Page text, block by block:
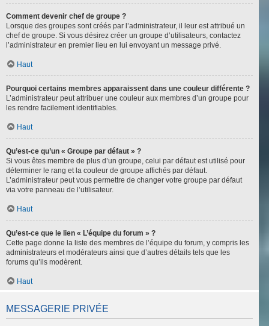
Comment devenir chef de groupe ?
Lorsque des groupes sont créés par l’administrateur, il leur est attribué un
chef de groupe. Si vous désirez créer un groupe d’utilisateurs, contactez
l’administrateur en premier lieu en lui envoyant un message privé.
Haut
Pourquoi certains membres apparaissent dans une couleur différente ?
L’administrateur peut attribuer une couleur aux membres d’un groupe pour
les rendre facilement identifiables.
Haut
Qu’est-ce qu’un « Groupe par défaut » ?
Si vous êtes membre de plus d’un groupe, celui par défaut est utilisé pour
déterminer le rang et la couleur de groupe affichés par défaut.
L’administrateur peut vous permettre de changer votre groupe par défaut
via votre panneau de l’utilisateur.
Haut
Qu’est-ce que le lien « L’équipe du forum » ?
Cette page donne la liste des membres de l’équipe du forum, y compris les
administrateurs et modérateurs ainsi que d’autres détails tels que les
forums qu’ils modèrent.
Haut
MESSAGERIE PRIVÉE